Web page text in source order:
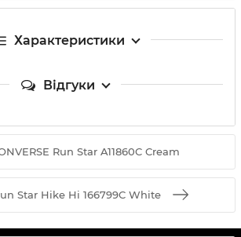
Характеристики
Відгуки
Run Star A11860C Cream
Star Hike Hi 166799C White